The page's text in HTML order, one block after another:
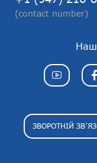
(contact number)
ЗВОРОТНІЙ